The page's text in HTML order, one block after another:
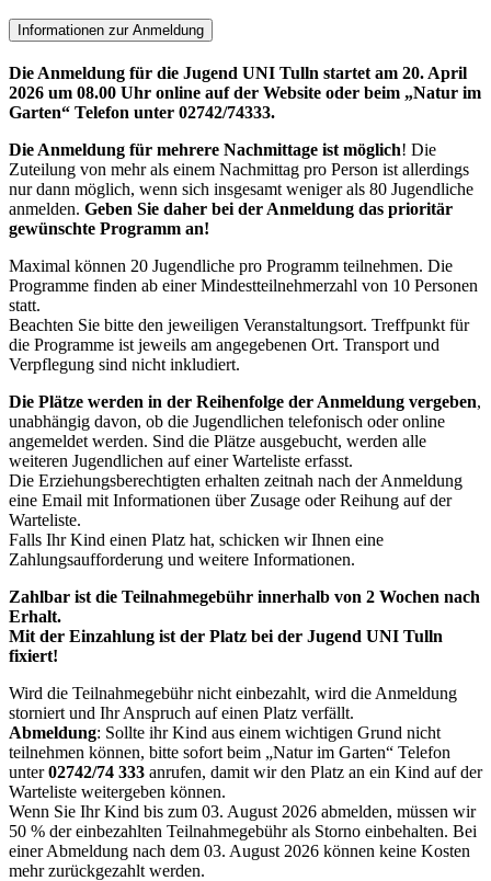
Informationen zur Anmeldung
Die Anmeldung für die Jugend UNI Tulln startet am 20. April
2026 um 08.00 Uhr online auf der Website oder beim „Natur im
Garten“ Telefon unter 02742/74333.
Die Anmeldung für mehrere Nachmittage ist möglich! Die
Zuteilung von mehr als einem Nachmittag pro Person ist allerdings
nur dann möglich, wenn sich insgesamt weniger als 80 Jugendliche
anmelden. Geben Sie daher bei der Anmeldung das prioritär
gewünschte Programm an!
Maximal können 20 Jugendliche pro Programm teilnehmen. Die
Programme finden ab einer Mindestteilnehmerzahl von 10 Personen
statt.
Beachten Sie bitte den jeweiligen Veranstaltungsort. Treffpunkt für
die Programme ist jeweils am angegebenen Ort. Transport und
Verpflegung sind nicht inkludiert.
Die Plätze werden in der Reihenfolge der Anmeldung vergeben,
unabhängig davon, ob die Jugendlichen telefonisch oder online
angemeldet werden. Sind die Plätze ausgebucht, werden alle
weiteren Jugendlichen auf einer Warteliste erfasst.
Die Erziehungsberechtigten erhalten zeitnah nach der Anmeldung
eine Email mit Informationen über Zusage oder Reihung auf der
Warteliste.
Falls Ihr Kind einen Platz hat, schicken wir Ihnen eine
Zahlungsaufforderung und weitere Informationen.
Zahlbar ist die Teilnahmegebühr innerhalb von 2 Wochen nach
Erhalt.
Mit der Einzahlung ist der Platz bei der Jugend UNI Tulln
fixiert!
Wird die Teilnahmegebühr nicht einbezahlt, wird die Anmeldung
storniert und Ihr Anspruch auf einen Platz verfällt.
Abmeldung: Sollte ihr Kind aus einem wichtigen Grund nicht
teilnehmen können, bitte sofort beim „Natur im Garten“ Telefon
unter02742/74 333 anrufen, damit wir den Platz an ein Kind auf der
Warteliste weitergeben können.
Wenn Sie Ihr Kind bis zum 03. August 2026 abmelden, müssen wir
50 % der einbezahlten Teilnahmegebühr als Storno einbehalten. Bei
einer Abmeldung nach dem 03. August 2026 können keine Kosten
mehr zurückgezahlt werden.